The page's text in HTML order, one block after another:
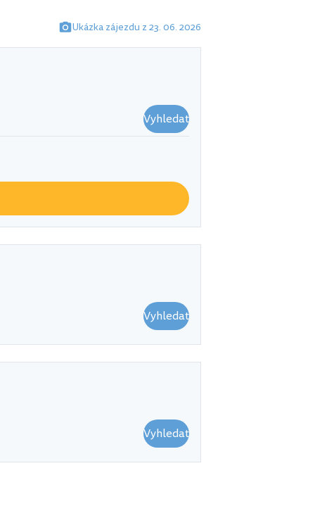
Ukázka zájezdu z 23. 06. 2026
Vyhledat
Vyhledat
Vyhledat